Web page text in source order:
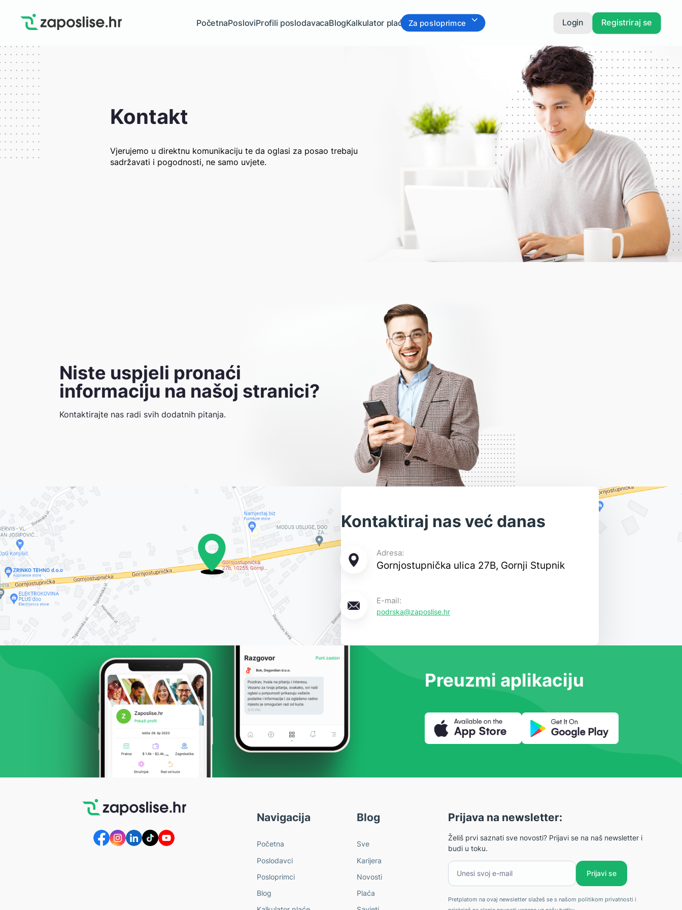
PočetnaPosloviProfili poslodavacaBlogKalkulator plaće Za posloprimce
Za poslodavce
Login Registriraj se
Kontakt
Vjerujemo u direktnu komunikaciju te da oglasi za posao trebaju
sadržavati i pogodnosti, ne samo uvjete.
Niste uspjeli pronaći
informaciju na našoj stranici?
Kontaktirajte nas radi svih dodatnih pitanja.
Kontaktiraj nas već danas
Adresa:
Gornjostupnička ulica 27B, Gornji Stupnik
E-mail:
podrska@zaposlise.hr
Preuzmi aplikaciju
Navigacija
Početna
Poslodavci
Posloprimci
Blog
Blog
Sve
Karijera
Novosti
Plaća
Prijava na newsletter:
Želiš prvi saznati sve novosti? Prijavi se na naš newsletter i
budi u toku.
Unesi svoj e-mail
Prijavi se
Pretplatom na ovaj newsletter slažeš se s našom politikom privatnosti i